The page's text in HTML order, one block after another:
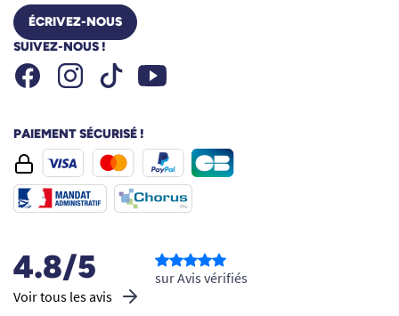
ÉCRIVEZ-NOUS
SUIVEZ-NOUS !
FacebookInstagramTiktok Youtube
PAIEMENT SÉCURISÉ !
4.8/5
Voir tous les avis
sur Avis vérifiés